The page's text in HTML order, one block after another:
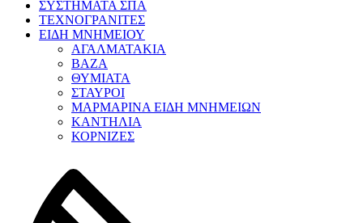
ΣΥΣΤΗΜΑΤΑ ΣΠΑ
ΤΕΧΝΟΓΡΑΝΙΤΕΣ
ΕΙΔΗ ΜΝΗΜΕΙΟΥ
ΑΓΑΛΜΑΤΑΚΙΑ
ΒΑΖΑ
ΘΥΜΙΑΤΑ
ΣΤΑΥΡΟΙ
ΜΑΡΜΑΡΙΝΑ ΕΙΔΗ ΜΝΗΜΕΙΩΝ
ΚΑΝΤΗΛΙΑ
ΚΟΡΝΙΖΕΣ